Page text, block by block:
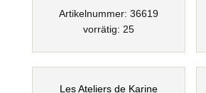
Artikelnummer: 36619
vorrätig: 25
Les Ateliers de Karine